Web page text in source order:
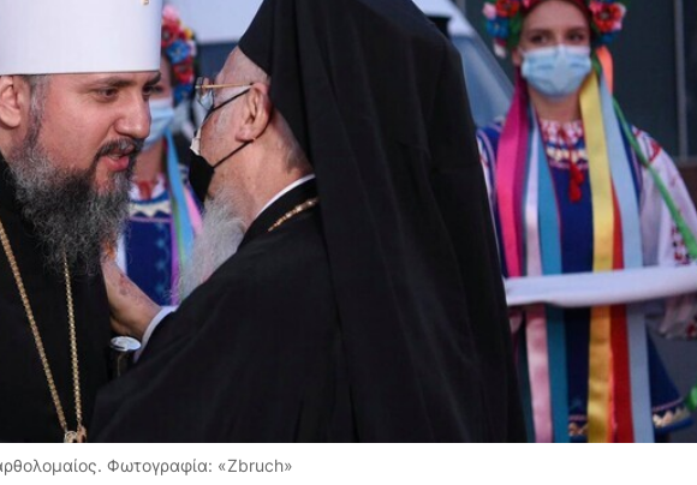
Φωτογραφία: «Zbruch»